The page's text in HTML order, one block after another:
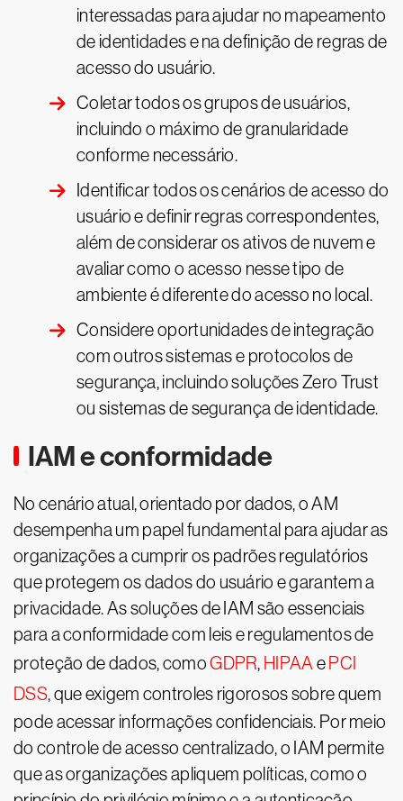
interessadas para ajudar no mapeamento
de identidades e na definição de regras de
acesso do usuário.
Coletar todos os grupos de usuários,
incluindo o máximo de granularidade
conforme necessário.
Identificar todos os cenários de acesso do
usuário e definir regras correspondentes,
além de considerar os ativos de nuvem e
avaliar como o acesso nesse tipo de
ambiente é diferente do acesso no local.
Considere oportunidades de integração
com outros sistemas e protocolos de
segurança, incluindo soluções Zero Trust
ou sistemas de segurança de identidade.
IAM e conformidade
No cenário atual, orientado por dados, o AM
desempenha um papel fundamental para ajudar as
organizações a cumprir os padrões regulatórios
que protegem os dados do usuário e garantem a
privacidade. As soluções de IAM são essenciais
para a conformidade com leis e regulamentos de
proteção de dados, comoGDPR, HIPAA e PCI
DSS, que exigem controles rigorosos sobre quem
pode acessar informações confidenciais. Por meio
do controle de acesso centralizado, o IAM permite
que as organizações apliquem políticas, como o